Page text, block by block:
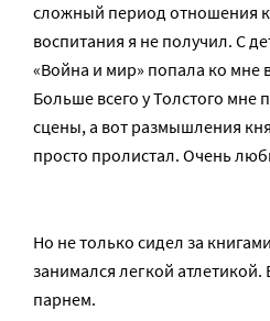
сложный период отношения
воспитания я не получил. С
«Война и мир» попала ко мне
Больше всего у Толстого мне
сцены, а вот размышления
просто пролистал. Очень
Но не только сидел за
занимался легкой
парнем.